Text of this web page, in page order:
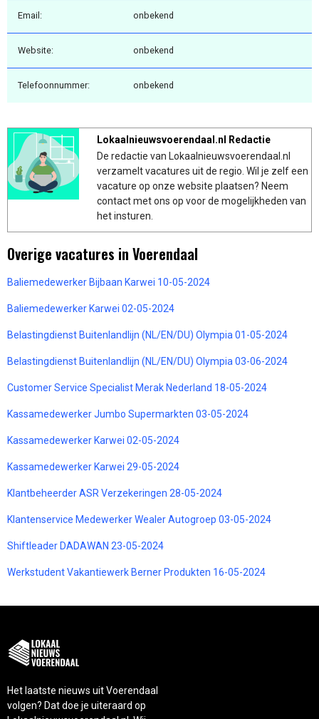
Email: onbekend
Website: onbekend
Telefoonnummer: onbekend
Lokaalnieuwsvoerendaal.nl Redactie
De redactie van Lokaalnieuwsvoerendaal.nl
verzamelt vacatures uit de regio. Wil je zelf een
vacature op onze website plaatsen? Neem
contact met ons op voor de mogelijkheden van
het insturen.
Overige vacatures in Voerendaal
Baliemedewerker Bijbaan Karwei 10-05-2024
Baliemedewerker Karwei 02-05-2024
Belastingdienst Buitenlandlijn (NL/EN/DU) Olympia 01-05-2024
Belastingdienst Buitenlandlijn (NL/EN/DU) Olympia 03-06-2024
Customer Service Specialist Merak Nederland 18-05-2024
Kassamedewerker Jumbo Supermarkten 03-05-2024
Kassamedewerker Karwei 02-05-2024
Kassamedewerker Karwei 29-05-2024
Klantbeheerder ASR Verzekeringen 28-05-2024
Klantenservice Medewerker Wealer Autogroep 03-05-2024
Shiftleader DADAWAN 23-05-2024
Werkstudent Vakantiewerk Berner Produkten 16-05-2024
Het laatste nieuws uit Voerendaal
volgen? Dat doe je uiteraard op